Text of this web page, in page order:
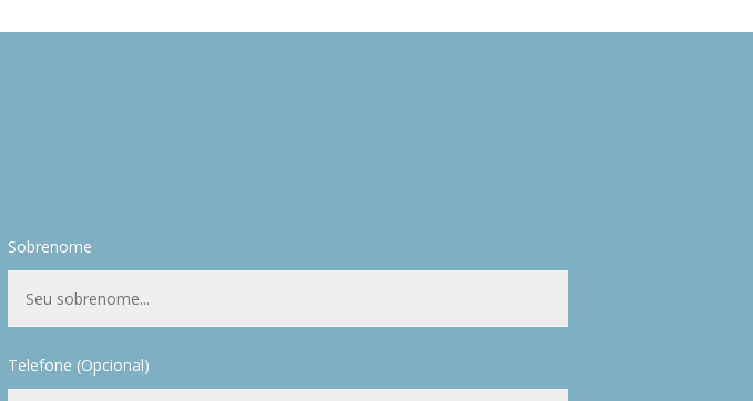
Sobrenome
Telefone (Opcional)